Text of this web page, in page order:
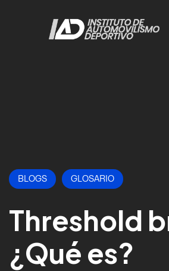
BLOGS GLOSARIO
Threshold
¿Qué es?